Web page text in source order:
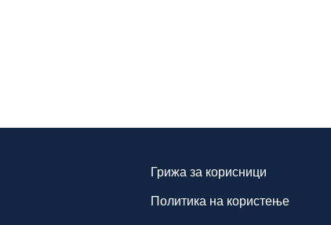
Грижа за корисници
Политика на користење